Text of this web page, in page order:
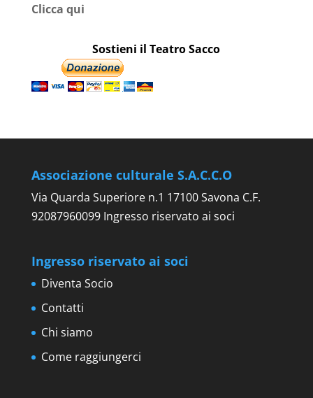
Clicca qui
Sostieni il Teatro Sacco
Associazione culturale S.A.C.C.O
Via Quarda Superiore n.1 17100 Savona C.F.
92087960099 Ingresso riservato ai soci
Ingresso riservato ai soci
Diventa Socio
Contatti
Chi siamo
Come raggiungerci